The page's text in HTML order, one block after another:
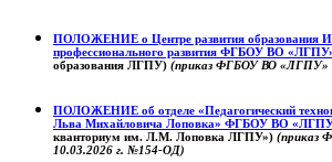
ПОЛОЖЕНИЕ о Центре развития образования
профессионального развития ФГБОУ ВО
образования ЛГПУ) (приказ ФГБОУ ВО «ЛГПУ»
ПОЛОЖЕНИЕ об отделе «Педагогический
Льва Михайловича Лоповка» ФГБОУ ВО «ЛГПУ
кванториум им. Л.М. Лоповка ЛГПУ») (приказ
10.03.2026 г. №154-ОД)